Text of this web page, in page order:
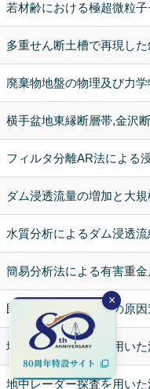
×
若材齢における極超微粒
多重せん断土槽で再現し
廃棄物地盤の物理及び力
横手盆地東縁断層帯,金沢
フィルタ分離AR法による
ダム浸透流量の増加と大
水質分析によるダム浸透
簡易分析法による有害重
既存構造物の床傾斜の原
地中レーダー探査を用い
地中レーダー探査を用い